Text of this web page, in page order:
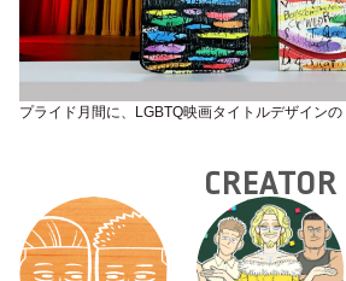
プライド月間に、LGBTQ映画タイトルデザインの
CREATOR